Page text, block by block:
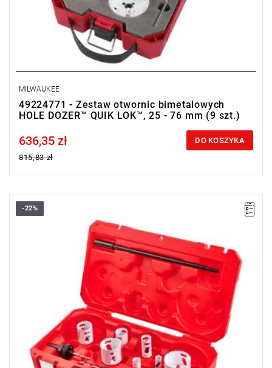
MILWAUKEE
49224771 - Zestaw otwornic bimetalowych
HOLE DOZER™ QUIK LOK™, 25 - 76 mm (9 szt.)
Price tax included
636,35 zł
815,83 zł
DO KOSZYKA
-22%